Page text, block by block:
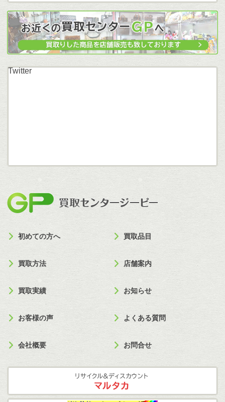
Twitter
初めての方へ 買取品目
買取方法 店舗案内
買取実績 お知らせ
お客様の声 よくある質問
会社概要 お問合せ